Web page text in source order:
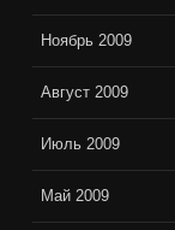
Ноябрь 2009
Август 2009
Июль 2009
Май 2009